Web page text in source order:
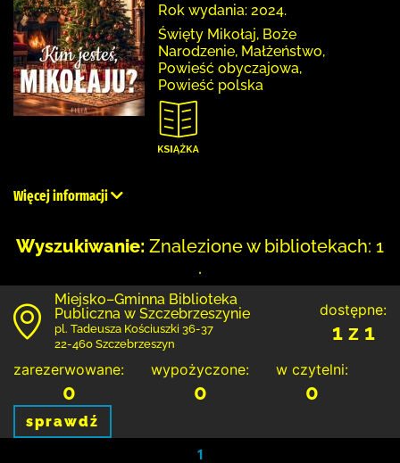
Rok wydania: 2024.
Święty Mikołaj, Boże
Narodzenie, Małżeństwo,
Powieść obyczajowa,
Powieść polska
Więcej informacji
Wyszukiwanie: Znalezione w bibliotekach: 1
.
Miejsko–Gminna Biblioteka
Publiczna w Szczebrzeszynie
pl. Tadeusza Kościuszki 36-37
22-460 Szczebrzeszyn
dostępne:
1 z 1
zarezerwowane:
0
wypożyczone:
0
w czytelni:
0
sprawdź
1